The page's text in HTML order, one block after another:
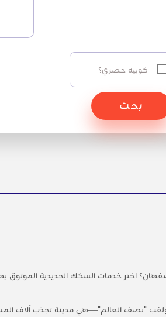
كوبيه حصري؟
بحث
اختر خدمات السكك الحديدية الموثوق
ولقب "نصف العالم"—هي مدينة تجذب آلاف